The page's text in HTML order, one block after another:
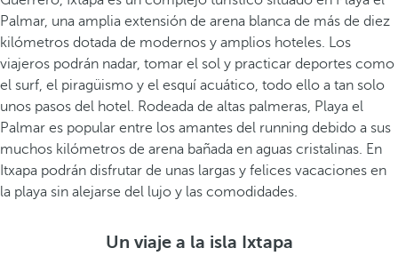
Palmar, una amplia extensión de arena blanca de más de diez
kilómetros dotada de modernos y amplios hoteles. Los
viajeros podrán nadar, tomar el sol y practicar deportes como
el surf, el piragüismo y el esquí acuático, todo ello a tan solo
unos pasos del hotel. Rodeada de altas palmeras, Playa el
Palmar es popular entre los amantes del running debido a sus
muchos kilómetros de arena bañada en aguas cristalinas. En
Itxapa podrán disfrutar de unas largas y felices vacaciones en
la playa sin alejarse del lujo y las comodidades.
Un viaje a la isla Ixtapa